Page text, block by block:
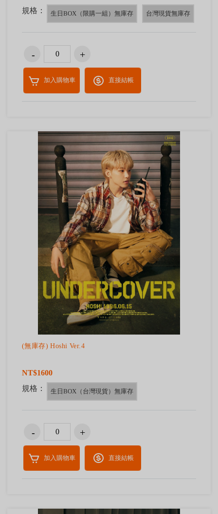
規格：
生日BOX（限購一組）無庫存 台灣現貨無庫存
加入購物車 直接結帳
(無庫存) Hoshi Ver.4
NT$1600
規格：
生日BOX（台灣現貨）無庫存
加入購物車 直接結帳